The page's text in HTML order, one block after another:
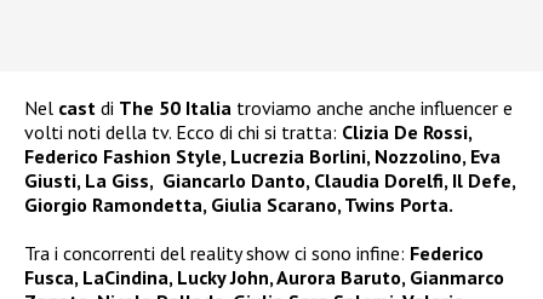
Nel cast di The 50 Italia troviamo anche anche influencer e
volti noti della tv. Ecco di chi si tratta: Clizia De Rossi,
Federico Fashion Style, Lucrezia Borlini, Nozzolino, Eva
Giusti, La Giss, Giancarlo Danto, Claudia Dorelfi, Il Defe,
Giorgio Ramondetta, Giulia Scarano, Twins Porta.
Tra i concorrenti del reality show ci sono infine: Federico
Fusca, LaCindina, Lucky John, Aurora Baruto, Gianmarco